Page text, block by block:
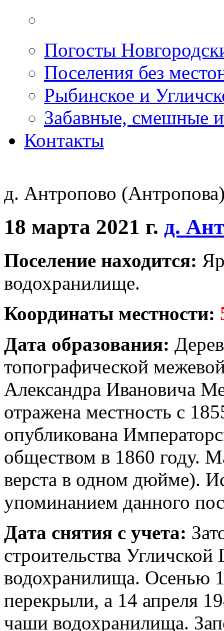
Погосты
Поселения без
Рыбинское и
Забавные, смешные
Контакты
д. Антропово
18 марта 2021 г. д.
Поселение находится:
водохранилище.
Координаты местности:
Дата образования:
топографической
Александра Ивановича
отражена местность с
опубликована
обществом в 1860 году.
верста в одном дюйме).
упоминанием данного
Дата снятия с учета:
строительства
водохранилища. Осенью
перекрыли, а 14 апреля
чаши водохранилища.